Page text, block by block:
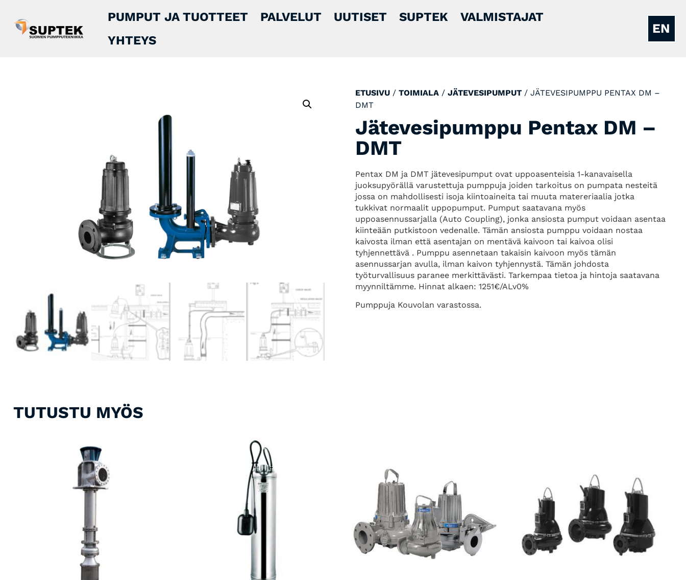
PUMPUT JA TUOTTEET PALVELUT UUTISET SUPTEK
VALMISTAJAT
YHTEYS
EN
ETUSIVU / TOIMIALA / JÄTEVESIPUMPUT / JÄTEVESIPUMPPU PENTAX DM –
DMT
Jätevesipumppu Pentax DM –
DMT
Pentax DM ja DMT jätevesipumput ovat uppoasenteisia 1-kanavaisella
juoksupyörällä varustettuja pumppuja joiden tarkoitus on pumpata nesteitä
jossa on mahdollisesti isoja kiintoaineita tai muuta matereriaalia jotka
tukkivat normaalit uppopumput. Pumput saatavana myös
uppoasennussarjalla (Auto Coupling), jonka ansiosta pumput voidaan asentaa
kiinteään putkistoon vedenalle. Tämän ansiosta pumppu voidaan nostaa
kaivosta ilman että asentajan on mentävä kaivoon tai kaivoa olisi
tyhjennettävä . Pumppu asennetaan takaisin kaivoon myös tämän
asennussarjan avulla, ilman kaivon tyhjennystä. Tämän johdosta
työturvallisuus paranee merkittävästi. Tarkempaa tietoa ja hintoja saatavana
myynniltämme. Hinnat alkaen: 1251€/ALv0%
Pumppuja Kouvolan varastossa.
TUTUSTU MYÖS